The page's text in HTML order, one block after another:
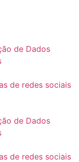
de Dados
de redes sociais
de Dados
de redes sociais